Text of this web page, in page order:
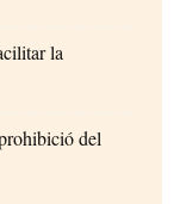
la
del